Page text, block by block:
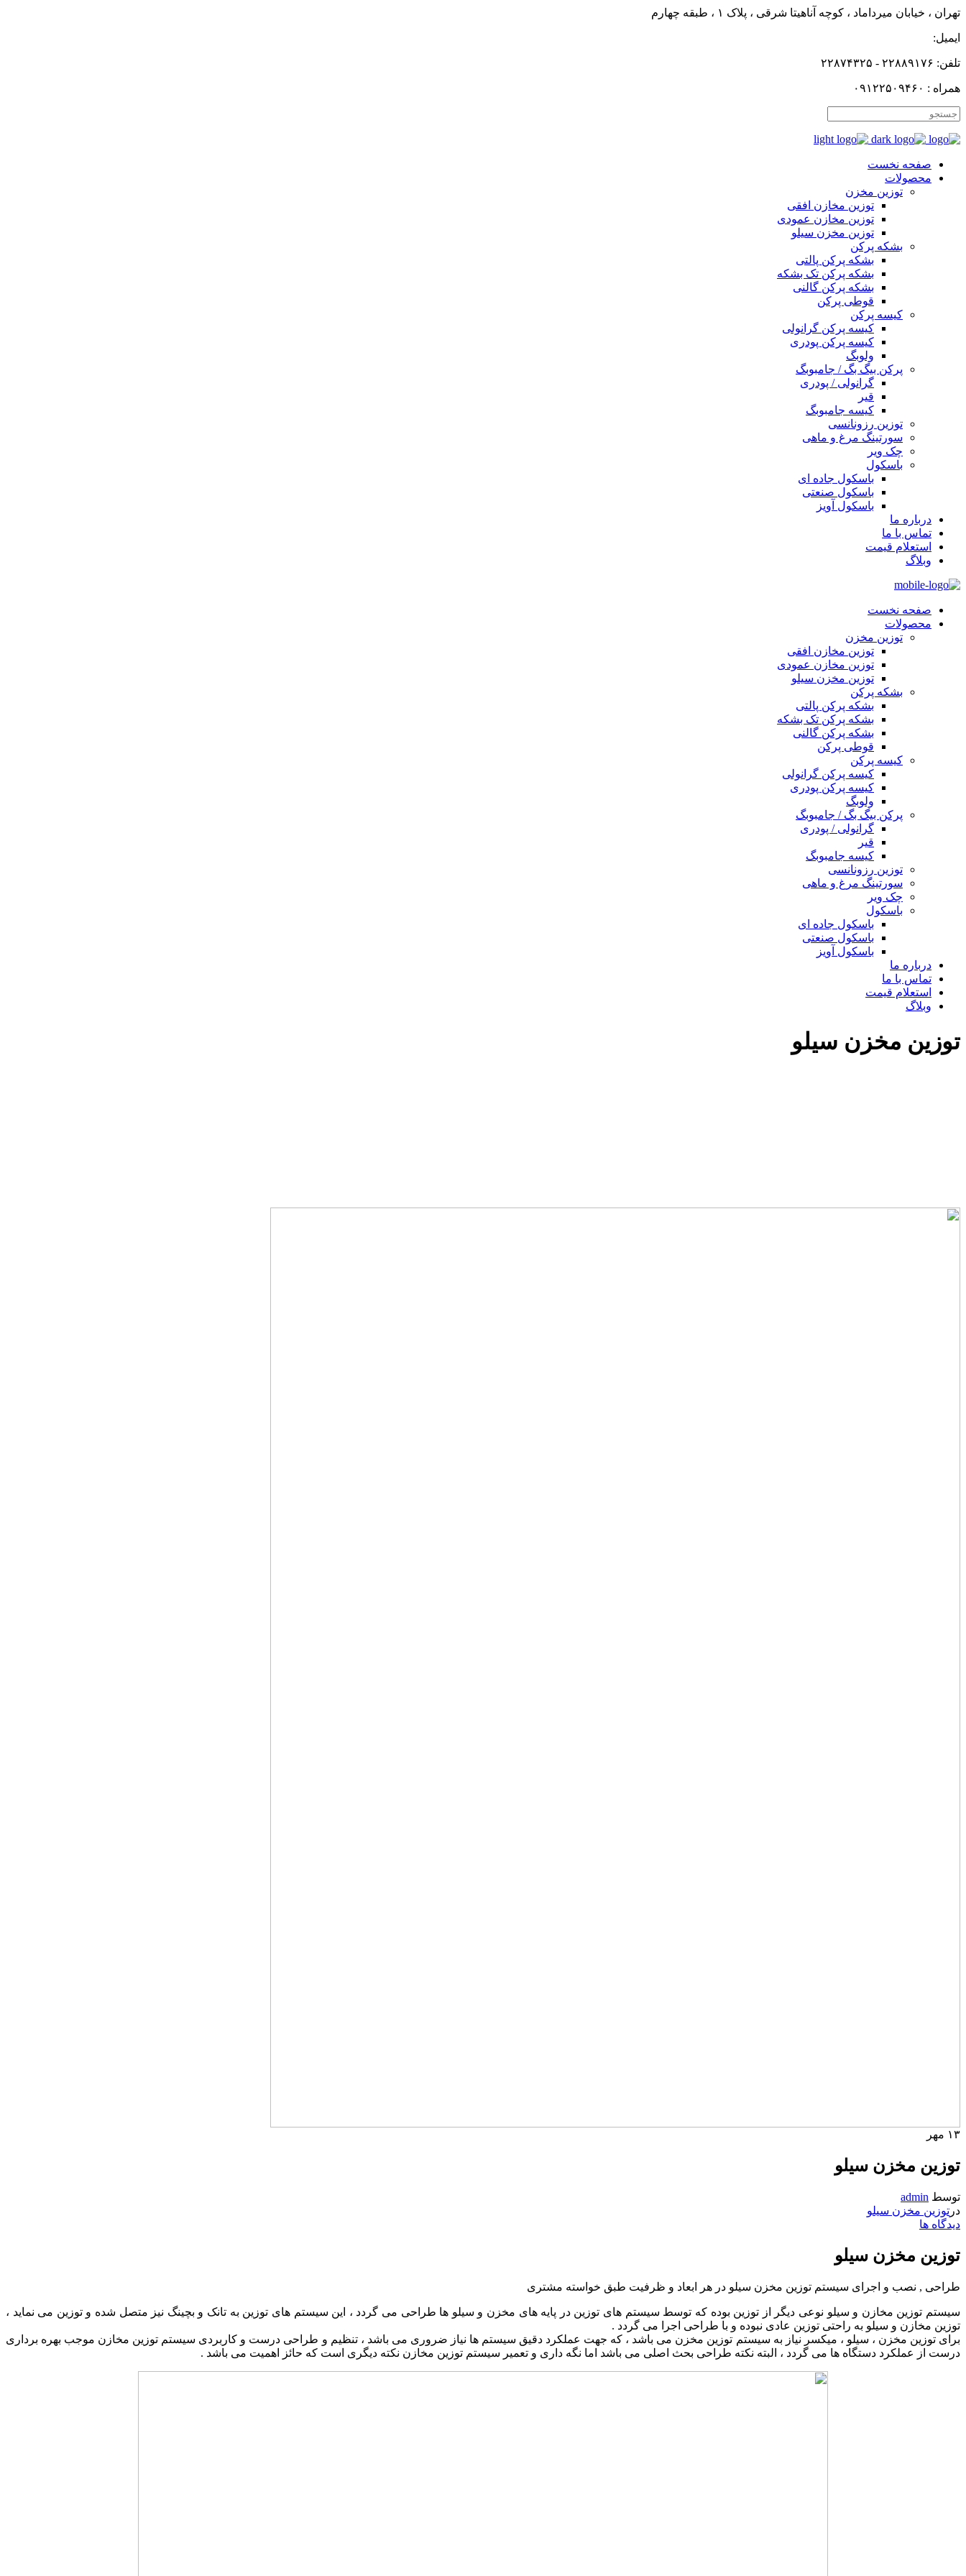
تهران ، خیابان میرداماد ، کوچه آناهیتا شرقی ، پلاک ۱ ، طبقه چهارم
ایمیل:
تلفن: ۲۲۸۸۹۱۷۶ - ۲۲۸۷۴۳۲۵
همراه : ۰۹۱۲۲۵۰۹۴۶۰
صفحه نخست
محصولات
توزین مخزن
توزین مخازن افقی
توزین مخازن عمودی
توزین مخزن سیلو
بشکه پرکن
بشکه پرکن پالتی
بشکه پرکن تک بشکه
بشکه پرکن گالنی
قوطی پرکن
کیسه پرکن
کیسه پرکن گرانولی
کیسه پرکن پودری
ولوبگ
پرکن بیگ بگ / جامبوبگ
گرانولی / پودری
قیر
کیسه جامبوبگ
توزین رزونانسی
سورتینگ مرغ و ماهی
چک ویر
باسکول
باسکول جاده ای
باسکول صنعتی
باسکول آویز
درباره ما
تماس با ما
استعلام قیمت
وبلاگ
صفحه نخست
محصولات
توزین مخزن
توزین مخازن افقی
توزین مخازن عمودی
توزین مخزن سیلو
بشکه پرکن
بشکه پرکن پالتی
بشکه پرکن تک بشکه
بشکه پرکن گالنی
قوطی پرکن
کیسه پرکن
کیسه پرکن گرانولی
کیسه پرکن پودری
ولوبگ
پرکن بیگ بگ / جامبوبگ
گرانولی / پودری
قیر
کیسه جامبوبگ
توزین رزونانسی
سورتینگ مرغ و ماهی
چک ویر
باسکول
باسکول جاده ای
باسکول صنعتی
باسکول آویز
درباره ما
تماس با ما
استعلام قیمت
وبلاگ
توزین مخزن سیلو
۱۳ مهر
توزین مخزن سیلو
توسط admin
در توزین مخزن سیلو
دیدگاه ها
توزین مخزن سیلو
طراحی , نصب و اجرای سیستم توزین مخزن سیلو در هر ابعاد و ظرفیت طبق خواسته مشتری
سیستم توزین مخازن و سیلو نوعی دیگر از توزین بوده که توسط سیستم های توزین در پایه های مخزن و سیلو ها طراحی می گردد ، این سیستم های توزین به تانک و بچینگ نیز متصل شده و توزین می نماید ،
توزین مخازن و سیلو به راحتی توزین عادی نبوده و با طراحی اجرا می گردد .
برای توزین مخزن ، سیلو ، میکسر نیاز به سیستم توزین مخزن می باشد ، که جهت عملکرد دقیق سیستم ها نیاز ضروری می باشد ، تنظیم و طراحی درست و کاربردی سیستم توزین مخازن موجب بهره برداری
درست از عملکرد دستگاه ها می گردد ، البته نکته طراحی بحث اصلی می باشد اما نگه داری و تعمیر سیستم توزین مخازن نکته دیگری است که حائز اهمیت می باشد .